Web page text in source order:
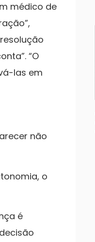
médico de
“O
las em
não
o
é